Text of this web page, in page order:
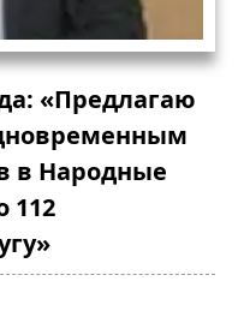
«Предлагаю
в Народные
112